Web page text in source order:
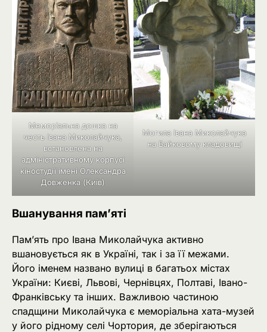
Меморіальна дошка на
честь Івана Миколайчука,
встановлена на
адміністративному корпусі
кіностудії імені Олександра
Довженка (Київ)
Могила Івана Миколайчука
на Байковому кладовищі
Вшанування пам’яті
Пам’ять про Івана Миколайчука активно
вшановується як в Україні, так і за її межами.
Його іменем названо вулиці в багатьох містах
України: Києві, Львові, Чернівцях, Полтаві, Івано-
Франківську та інших. Важливою частиною
спадщини Миколайчука є меморіальна хата-музей
у його рідному селі Чортория, де зберігаються